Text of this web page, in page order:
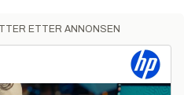
ETTER ANNONSEN